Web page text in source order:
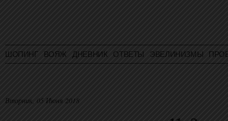
ШОПИНГ ВОЯЖ ДНЕВНИК ОТВЕТЫ ЭВЕЛИНИЗМЫ
Вторник, 05 Июня 2018